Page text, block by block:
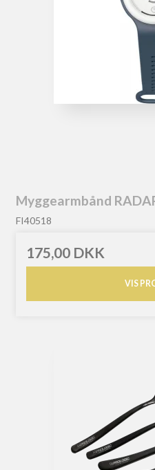
Myggearmbånd
FI40518
175,00 DKK
VIS